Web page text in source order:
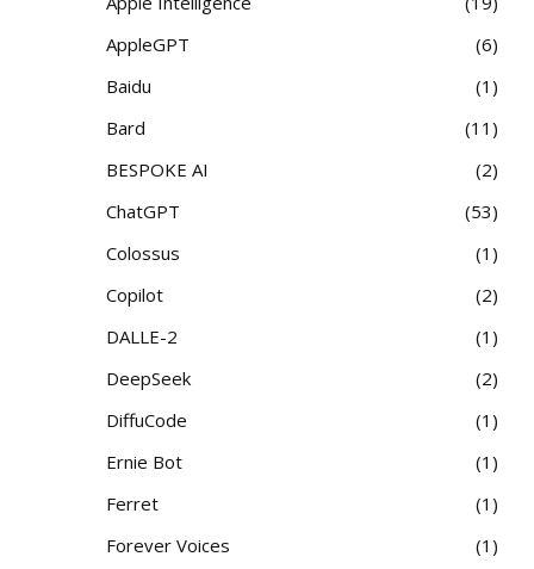
AppleGPT
6
Baidu
1
Bard
11
BESPOKE AI
2
ChatGPT
53
Colossus
1
Copilot
2
DALLE-2
1
DeepSeek
2
DiffuCode
1
Ernie Bot
1
Ferret
1
Forever Voices
1